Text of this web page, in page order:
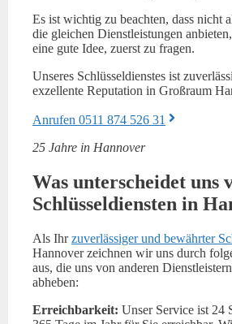
Es ist wichtig zu beachten, dass nicht
die gleichen Dienstleistungen
eine gute Idee, zuerst zu fragen.
Unseres Schlüsseldienstes ist
exzellente Reputation in Großraum
Anrufen 0511 874 526 31
25 Jahre in Hannover
Was unterscheidet uns
Schlüsseldiensten in
Als Ihrzuverlässiger und bewährter
Hannover zeichnen wir uns durch
aus, die uns von anderen
abheben:
Erreichbarkeit: Unser Service ist 24